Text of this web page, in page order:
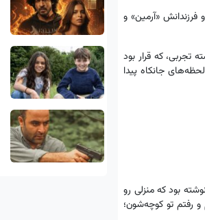
فرزندانش «آرمین» و
باکویی»، 16 ساله و دانش‌آموز نخبه رشته تجربی، که قرار بود
که از 1387 در تهران آتش‌نشان است، از لحظه‌های جانکاه پیدا
بود که منزلی رو
رفتم تو کوچه‌شون؛